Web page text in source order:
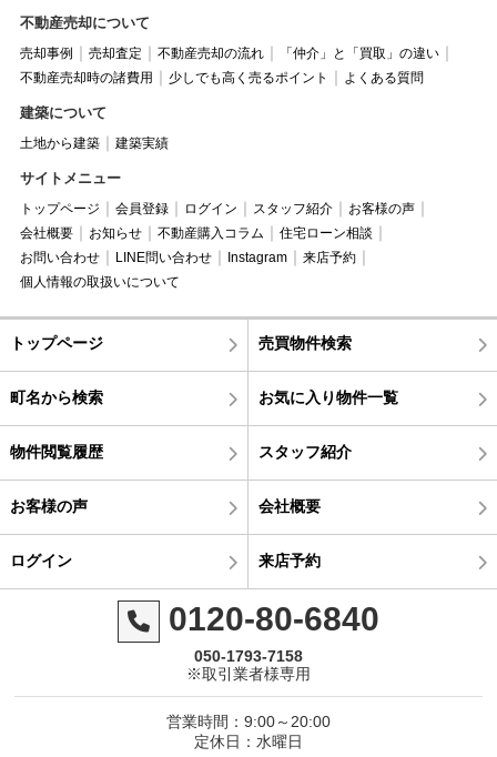
不動産売却について
売却事例 売却査定 不動産売却の流れ
「仲介」と「買取」の違い
不動産売却時の諸費用
少しでも高く売るポイント よくある質問
建築について
土地から建築 建築実績
サイトメニュー
トップページ 会員登録 ログイン スタッフ紹介
お客様の声
会社概要
お知らせ 不動産購入コラム
住宅ローン相談
お問い合わせ
LINE問い合わせ Instagram
来店予約
個人情報の取扱いについて
トップページ 売買物件検索
町名から検索 お気に入り物件一覧
物件閲覧履歴 スタッフ紹介
お客様の声 会社概要
ログイン 来店予約
0120-80-6840
050-1793-7158
※取引業者様専用
営業時間：9:00～20:00
定休日：水曜日